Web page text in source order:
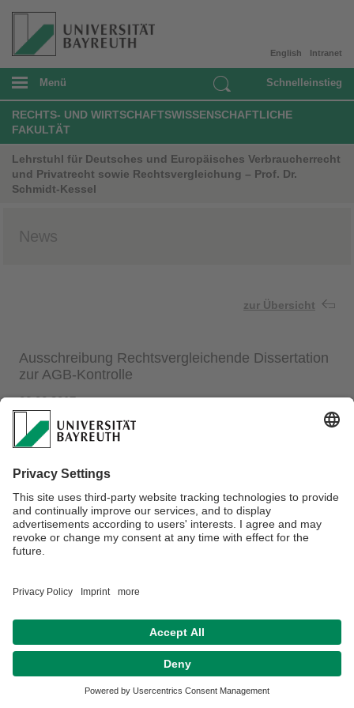
Intranet
English
Menü Schnelleinstieg
RECHTS- UND WIRTSCHAFTSWISSENSCHAFTLICHE
FAKULTÄT
Lehrstuhl für Deutsches und Europäisches Verbraucherrecht
und Privatrecht sowie Rechtsvergleichung – Prof. Dr.
Schmidt-Kessel
News
zur Übersicht
Ausschreibung Rechtsvergleichende Dissertation
zur AGB-Kontrolle
06.06.2017
Ausschreibung als PDF
Datenschutz / Disclaimer Impressum Hausordnung
Sitemap
Kontakt
Barrierefreiheitserklärung